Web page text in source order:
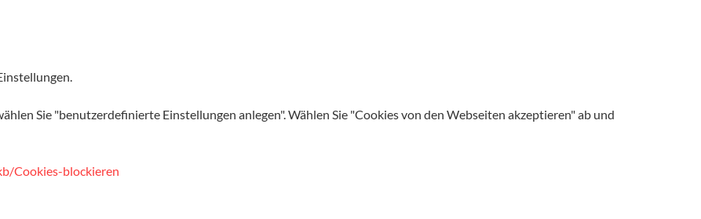
Sie "benutzerdefinierte Einstellungen anlegen". Wählen Sie "Cookies von den Webseiten akzeptieren" ab und
Cookies-blockieren